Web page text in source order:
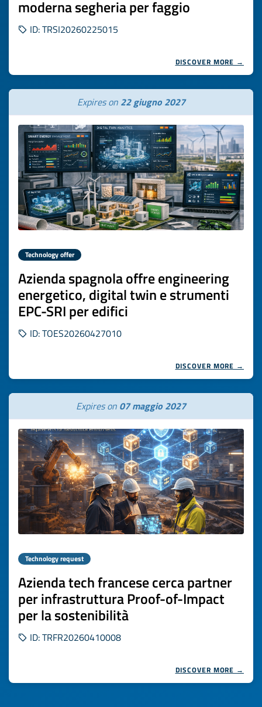
moderna segheria per faggio
ID: TRSI20260225015
DISCOVER MORE →
Expires on 22 giugno 2027
Technology offer
Azienda spagnola offre engineering
energetico, digital twin e strumenti
EPC-SRI per edifici
ID: TOES20260427010
DISCOVER MORE →
Expires on 07 maggio 2027
Technology request
Azienda tech francese cerca partner
per infrastruttura Proof-of-Impact
per la sostenibilità
ID: TRFR20260410008
DISCOVER MORE →